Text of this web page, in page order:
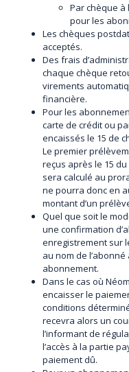
Par chèque à
pour les
Les chèques
acceptés.
Des frais
chaque chèque
virements
financière.
Pour les
carte de crédit ou
encaissés le 15 de
Le premier
reçus après le 15
sera calculé au
ne pourra donc en
montant d’un
Quel que soit le
une confirmation
enregistrement sur
au nom de
abonnement.
Dans le cas où
encaisser le
conditions
recevra alors un
l’informant de
l’accès à la partie
paiement dû.